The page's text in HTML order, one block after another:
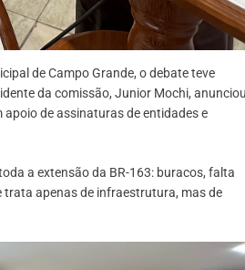
de Campo Grande, o debate teve
da comissão, Junior Mochi, anunciou
apoio de assinaturas de entidades e
a extensão da BR-163: buracos, falta
trata apenas de infraestrutura, mas de